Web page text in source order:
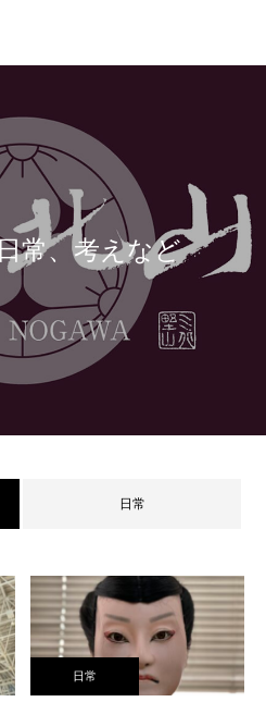
日常、考えなど
日常
日常